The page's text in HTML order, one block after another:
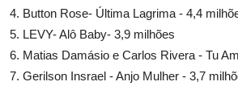
4. Button Rose- Última Lagrima - 4,4
5. LEVY- Alô Baby- 3,9 milhões
6. Matias Damásio e Carlos Rivera - Tu
7. Gerilson Insrael - Anjo Mulher - 3,7